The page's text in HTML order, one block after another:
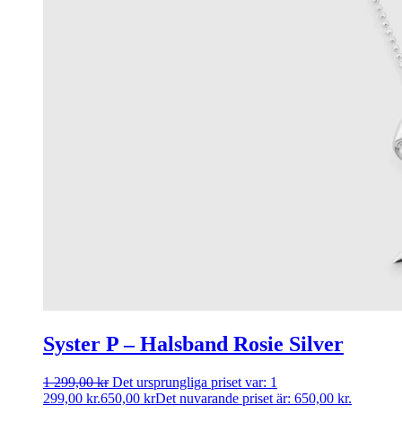
Syster P – Halsband Rosie Silver
1 299,00kr Det ursprungliga priset var: 1
299,00 kr.650,00 krDet nuvarande priset är: 650,00 kr.